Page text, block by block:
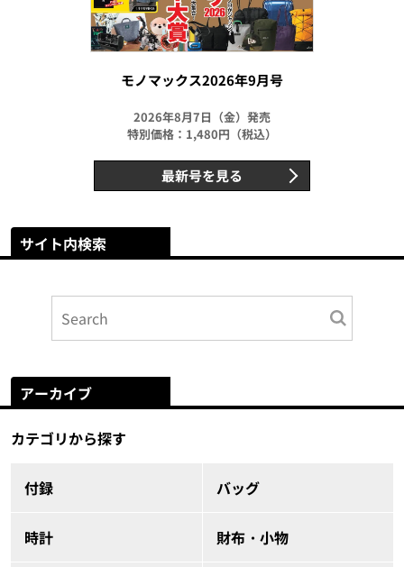
モノマックス2026年9月号
2026年8月7日（金）発売
特別価格：1,480円（税込）
最新号を見る
サイト内検索
アーカイブ
カテゴリから探す
付録 バッグ
時計 財布・小物